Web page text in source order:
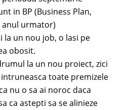
in BP (Business Plan,
anul urmator)
la un nou job, o lasi pe
obosit.
la un nou proiect, zici
intruneasca toate premizele
nu o sa ai noroc daca
ca astepti sa se alinieze